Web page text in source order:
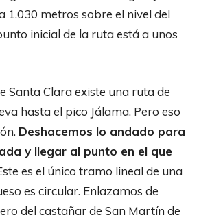
1.030 metros sobre el nivel del
inicial de la ruta está a unos
Santa Clara existe una ruta de
hasta el pico Jálama. Pero eso
Deshacemos lo andado para
y llegar al punto en el que
es el único tramo lineal de una
es circular. Enlazamos de
del castañar de San Martín de